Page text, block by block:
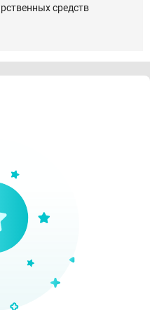
средств